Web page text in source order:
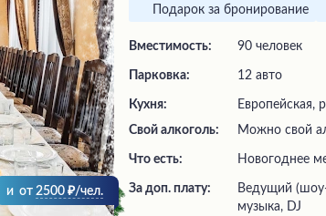
интересной подачей.
и от 2500 /чел.
Подарок за бронирование
Вместимость: 90 человек
Парковка: 12 авто
Кухня:
Европейская,
Свой алкоголь:
Можно свой
Что есть: новогоднее
За доп. плату:
ведущий (шоу-программа), живая
музыка, DJ